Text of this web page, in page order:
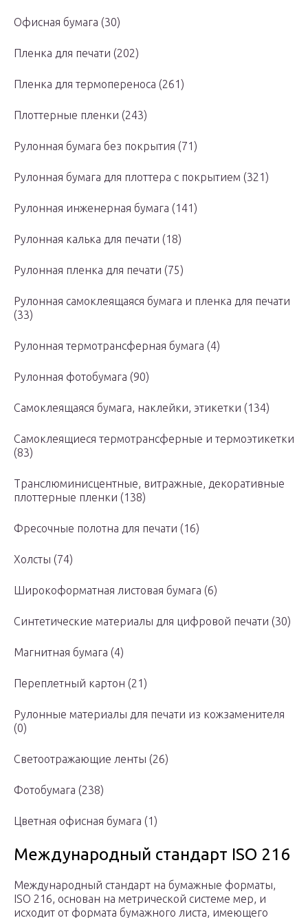
Офисная бумага (30)
Пленка для печати (202)
Пленка для термопереноса (261)
Плоттерные пленки (243)
Рулонная бумага без покрытия (71)
Рулонная бумага для плоттера с покрытием (321)
Рулонная инженерная бумага (141)
Рулонная калька для печати (18)
Рулонная пленка для печати (75)
Рулонная самоклеящаяся бумага и пленка для печати
(33)
Рулонная термотрансферная бумага (4)
Рулонная фотобумага (90)
Самоклеящаяся бумага, наклейки, этикетки (134)
Самоклеящиеся термотрансферные и термоэтикетки
(83)
Транслюминисцентные, витражные, декоративные
плоттерные пленки (138)
Фресочные полотна для печати (16)
Холсты (74)
Широкоформатная листовая бумага (6)
Синтетические материалы для цифровой печати (30)
Магнитная бумага (4)
Переплетный картон (21)
Рулонные материалы для печати из кожзаменителя
(0)
Светоотражающие ленты (26)
Фотобумага (238)
Цветная офисная бумага (1)
Международный стандарт ISO 216
Международный стандарт на бумажные форматы,
ISO 216, основан на метрической системе мер, и
исходит от формата бумажного листа, имеющего